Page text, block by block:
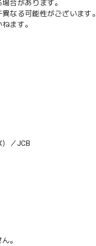
合があります。
なる可能性がございます。
ます。
／JCB
。